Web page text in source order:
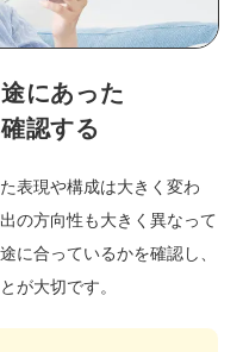
にあった
認する
表現や構成は大きく変わ
の方向性も大きく異なって
に合っているかを確認し、
が大切です。